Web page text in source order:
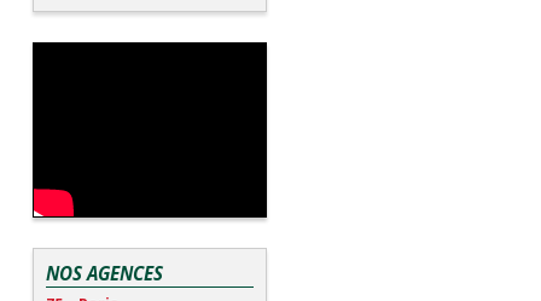
NOS AGENCES